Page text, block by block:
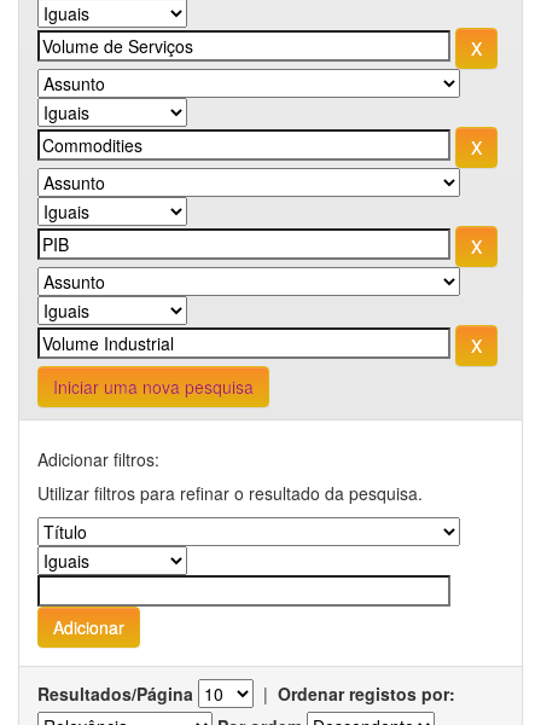
Iniciar uma nova pesquisa
Adicionar filtros:
Utilizar filtros para refinar o resultado da pesquisa.
Resultados/Página | Ordenar registos por: